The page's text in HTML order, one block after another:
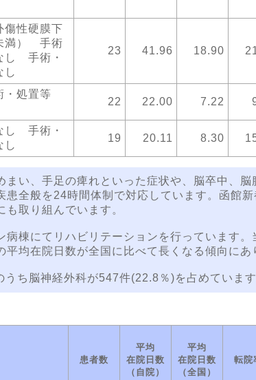
傷性硬膜下
満） 手術
手術・
23 41.96 18.90
処置等
22 22.00 7.22
し 手術・
19 20.11 8.30
まい、手足の痺れといった症状や、脳卒中、脳
患全般を24時間体制で対応しています。函館
取り組んでいます。
棟にてリハビリテーションを行っています。
均在院日数が全国に比べて長くなる傾向にあ
ち脳神経外科が547件(22.8％)を占めています
患者数
平均
在院日数
（自院）
平均
在院日数
（全国）
転院